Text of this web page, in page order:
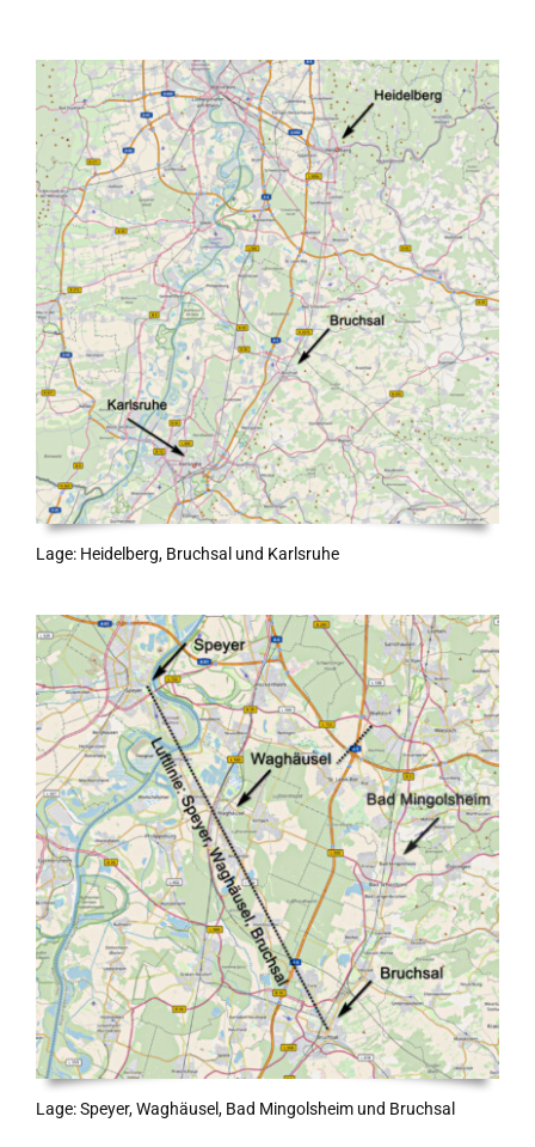
Lage: Heidelberg, Bruchsal und Karlsruhe
Lage: Speyer, Waghäusel, Bad Mingolsheim und Bruchsal